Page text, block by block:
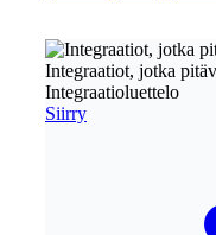
Integraatiot, jotka
Integraatioluettelo
Siirry